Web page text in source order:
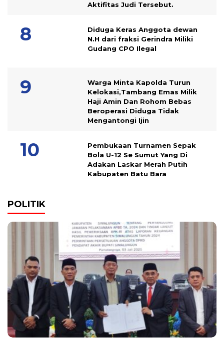
Aktifitas Judi Tersebut.
Diduga Keras Anggota dewan
N.H dari fraksi Gerindra Miliki
Gudang CPO Ilegal
Warga Minta Kapolda Turun
Kelokasi,Tambang Emas Milik
Haji Amin Dan Rohom Bebas
Beroperasi Diduga Tidak
Mengantongi Ijin
Pembukaan Turnamen Sepak
Bola U-12 Se Sumut Yang Di
Adakan Laskar Merah Putih
Kabupaten Batu Bara
POLITIK